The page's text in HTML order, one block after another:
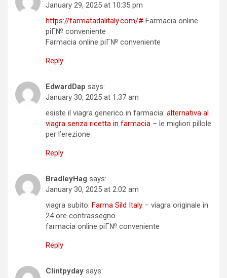
January 29, 2025 at 10:35 pm
https://farmatadalitaly.com/# Farmacia online
piГ№ conveniente
Farmacia online piГ№ conveniente
Reply
EdwardDap says:
January 30, 2025 at 1:37 am
esiste il viagra generico in farmacia: alternativa al
viagra senza ricetta in farmacia – le migliori pillole
per l’erezione
Reply
BradleyHag says:
January 30, 2025 at 2:02 am
viagra subito: Farma Sild Italy – viagra originale in
24 ore contrassegno
farmacia online piГ№ conveniente
Reply
Clintpyday says: